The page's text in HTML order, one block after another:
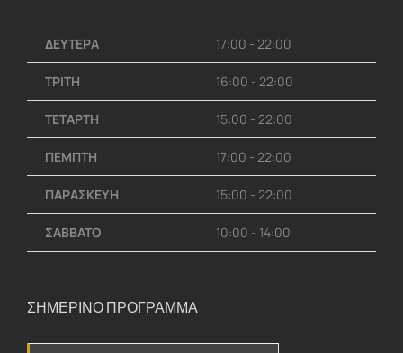
ΔΕΥΤΕΡΑ 17:00 - 22:00
ΤΡΙΤΗ 16:00 - 22:00
ΤΕΤΑΡΤΗ 15:00 - 22:00
ΠΕΜΠΤΗ 17:00 - 22:00
ΠΑΡΑΣΚΕΥΗ 15:00 - 22:00
ΣΑΒΒΑΤΟ 10:00 - 14:00
ΣΗΜΕΡΙΝΟ ΠΡΟΓΡΑΜΜΑ